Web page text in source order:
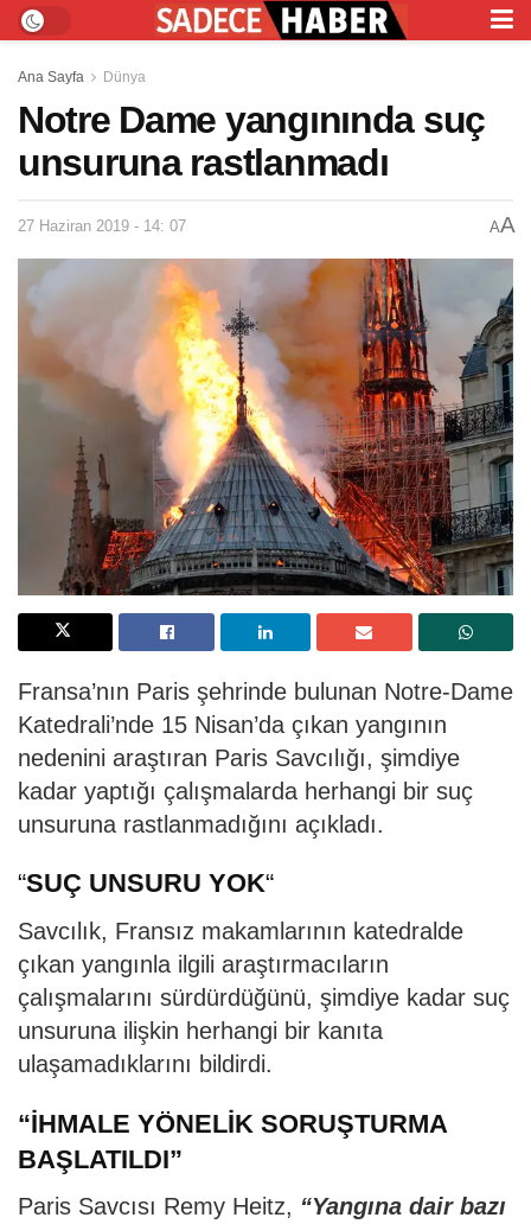
Ana Sayfa Dünya
Notre Dame yangınında suç
unsuruna rastlanmadı
27 Haziran 2019 - 14: 07 AA
Fransa’nın Paris şehrinde bulunan Notre-Dame
Katedrali’nde 15 Nisan’da çıkan yangının
nedenini araştıran Paris Savcılığı, şimdiye
kadar yaptığı çalışmalarda herhangi bir suç
unsuruna rastlanmadığını açıkladı.
“SUÇ UNSURU YOK“
Savcılık, Fransız makamlarının katedralde
çıkan yangınla ilgili araştırmacıların
çalışmalarını sürdürdüğünü, şimdiye kadar suç
unsuruna ilişkin herhangi bir kanıta
ulaşamadıklarını bildirdi.
“İHMALE YÖNELİK SORUŞTURMA
BAŞLATILDI”
Paris Savcısı Remy Heitz, “Yangına dair bazı